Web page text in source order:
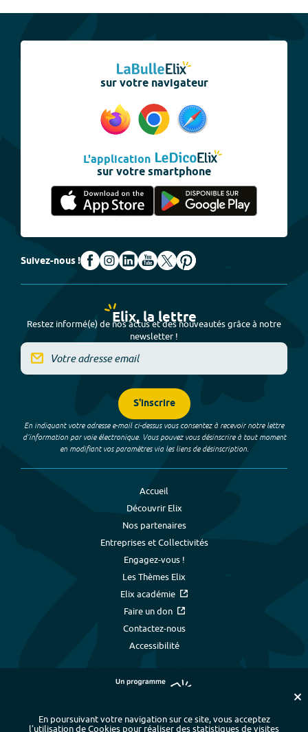
sur votre navigateur
L'application
sur votre smartphone
Suivez-nous !
Elix, la lettre
Restez informé(e) de nos actus et des nouveautés grâce à notre
newsletter !
S'inscrire
En indiquant votre adresse e-mail ci-dessus vous consentez à recevoir notre lettre
d’information par voie électronique. Vous pouvez vous désinscrire à tout moment
en modifiant vos paramètres via les liens de désinscription.
Accueil
Découvrir Elix
Nos partenaires
Entreprises et Collectivités
Engagez-vous !
Les Thèmes Elix
Elix académie
Faire un don
Contactez-nous
Accessibilité
En poursuivant votre navigation sur ce site, vous acceptez
l’utilisation de Cookies pour réaliser des statistiques de visites